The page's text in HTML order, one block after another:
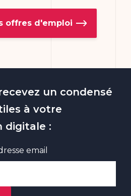
offres d'emploi
un condensé
à votre
digitale :
email